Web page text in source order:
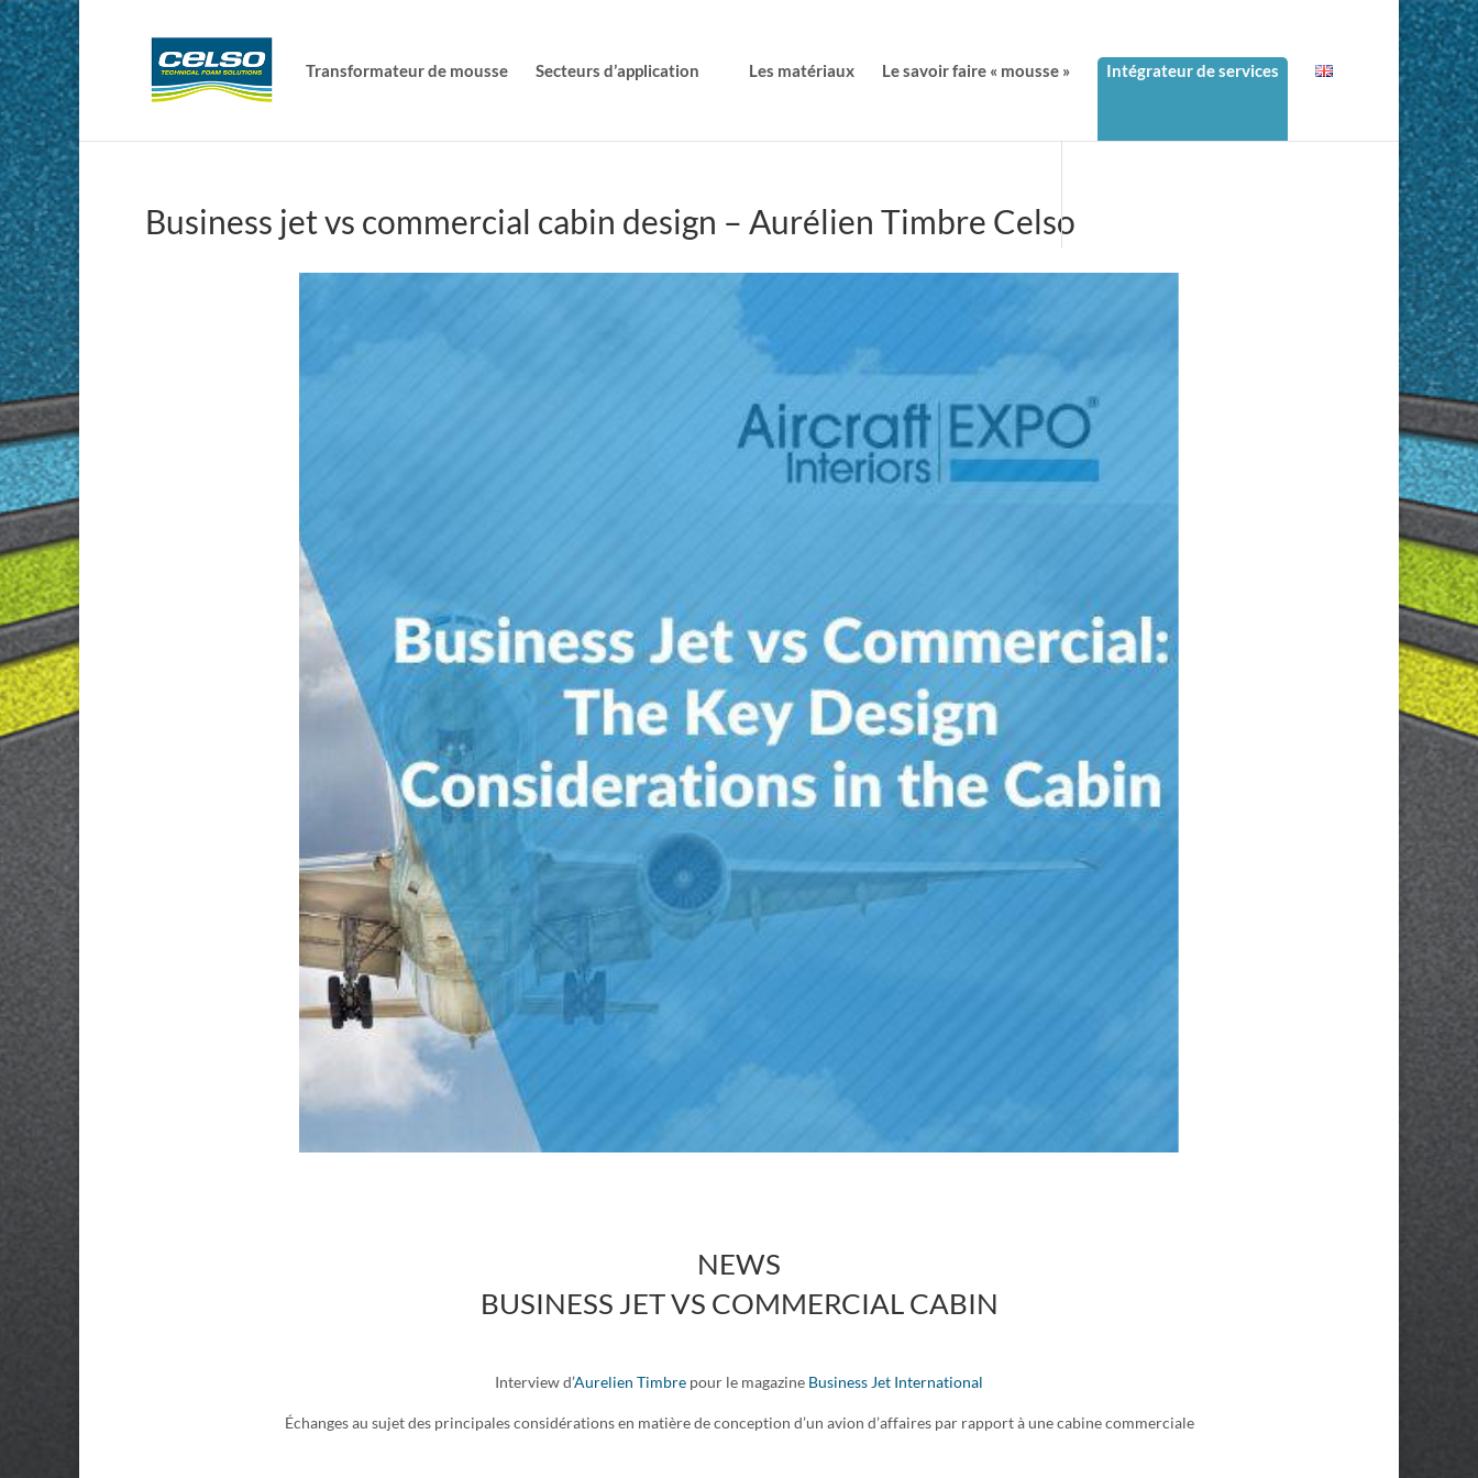
Transformateur de mousse Secteurs d’application Les matériaux Le savoir faire « mousse » Intégrateur de services
Business jet vs commercial cabin design – Aurélien Timbre Celso
NEWS
BUSINESS JET VS COMMERCIAL CABIN
Interview d’Aurelien Timbre pour le magazine Business Jet International
Échanges au sujet des principales considérations en matière de conception d’un avion d’affaires par rapport à une cabine commerciale